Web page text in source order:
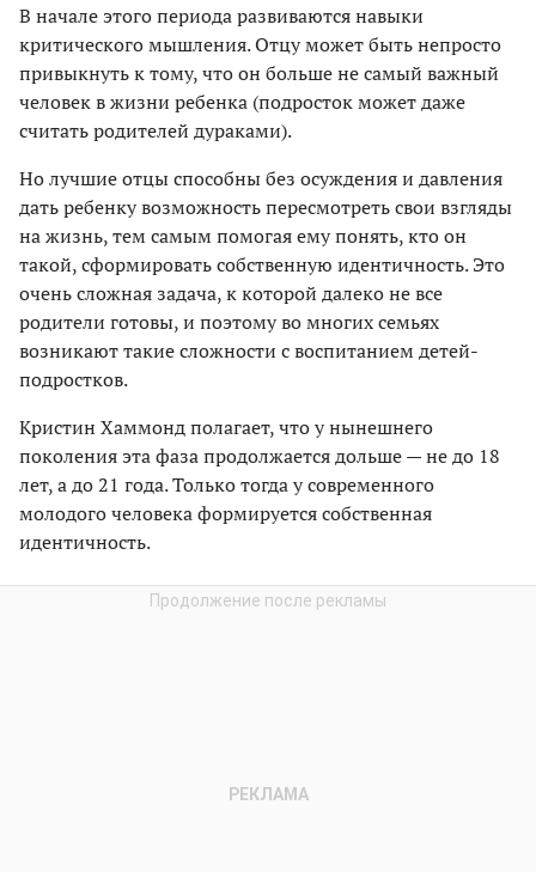
В начале этого периода развиваются навыки
критического мышления. Отцу может быть непросто
привыкнуть к тому, что он больше не самый важный
человек в жизни ребенка (подросток может даже
считать родителей дураками).
Но лучшие отцы способны без осуждения и давления
дать ребенку возможность пересмотреть свои взгляды
на жизнь, тем самым помогая ему понять, кто он
такой, сформировать собственную идентичность. Это
очень сложная задача, к которой далеко не все
родители готовы, и поэтому во многих семьях
возникают такие сложности с воспитанием детей-
подростков.
Кристин Хаммонд полагает, что у нынешнего
поколения эта фаза продолжается дольше — не до 18
лет, а до 21 года. Только тогда у современного
молодого человека формируется собственная
идентичность.